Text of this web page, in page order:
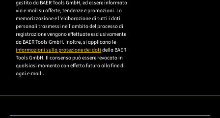
gestito da BAER Tools GmbH, ed essere informato
via e-mail su offerte, tendenze e promozioni. La
memorizzazione e l'elaborazione di tutti i dati
personali trasmessi nell'ambito del processo di
registrazione vengono effettuate esclusivamente
da BAER Tools GmbH. Inoltre, si applicano le
informazioni sulla protezione dei dati della BAER
Tools GmbH. Il consenso può essere revocato in
qualsiasi momento con effetto futuro alla fine di
ogni e-mail..